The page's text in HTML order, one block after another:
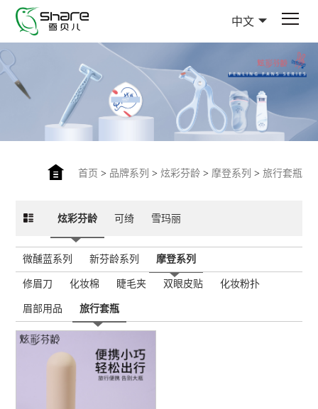
中文
首页 > 品牌系列 > 炫彩芬龄> 摩登系列 > 旅行套瓶
炫彩芬龄 可绮 雪玛丽
微醺蓝系列 新芬龄系列 摩登系列
修眉刀 化妆棉 睫毛夹 双眼皮贴 化妆粉扑
眉部用品 旅行套瓶